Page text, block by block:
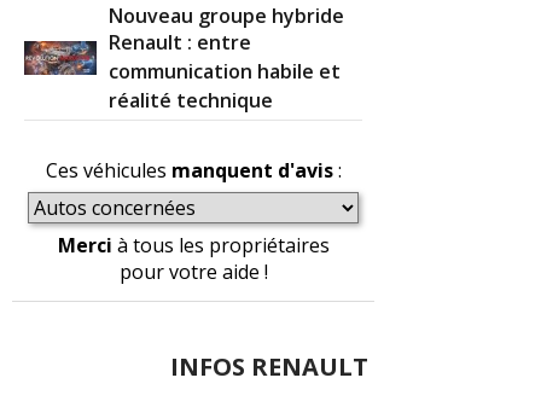
Nouveau groupe hybride
Renault : entre
communication habile et
réalité technique
Ces véhicules manquent d'avis:
Merci à tous les propriétaires
pour votre aide !
INFOS RENAULT